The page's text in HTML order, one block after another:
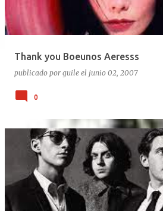
Thank you Boeunos Aeresss
publicado por guile el junio 02, 2007
0